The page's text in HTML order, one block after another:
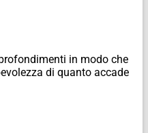
in modo che
di quanto accade